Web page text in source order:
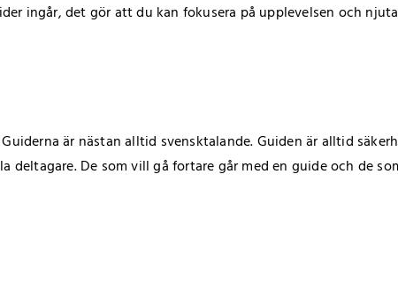
ingår, det gör att du kan fokusera på upplevelsen och njuta
är nästan alltid svensktalande. Guiden är alltid
deltagare. De som vill gå fortare går med en guide och de